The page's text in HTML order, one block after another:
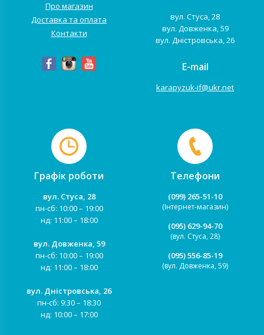
Про магазин
Доставка та оплата
Контакти
вул. Стуса, 28
вул. Довженка, 59
вул. Дністровська, 26
E-mail
karapyzuk-if@ukr.net
Графік роботи
вул. Стуса, 28
пн-сб: 10:00 – 19:00
нд: 11:00 – 18:00
вул. Довженка, 59
пн-сб: 10:00 – 19:00
нд: 11:00 – 18:00
вул. Дністровська, 26
пн-сб: 9:30 – 18:30
нд: 10:00 – 17:00
Телефони
(099) 265-51-10
(Інтернет-магазин)
(095) 629-94-70
(вул. Стуса, 28)
(095) 556-85-19
(вул. Довженка, 59)